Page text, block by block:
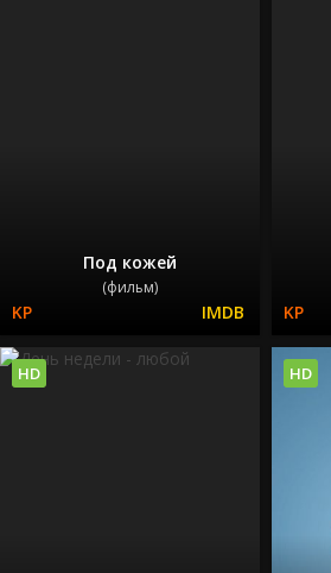
Под кожей
(фильм)
HD HD